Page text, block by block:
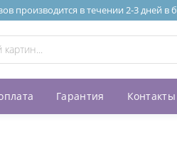
производится в течении 2-3 дней
Гарантия Контакты